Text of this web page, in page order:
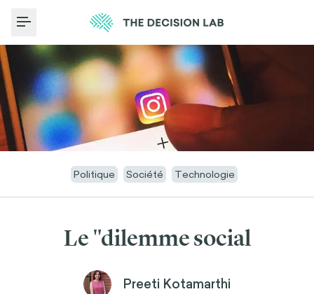
Toggle Menu
Politique Société Technologie
Le "dilemme social
Preeti Kotamarthi